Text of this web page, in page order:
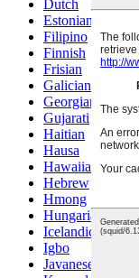
Dutch
Estonian
Filipino
Finnish
Frisian
Galician
Georgian
Gujarati
Haitian
Hausa
Hawaiian
Hebrew
Hmong
Hungarian
Icelandic
Igbo
Javanese